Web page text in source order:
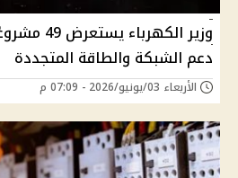
دعم الشبكة والطاقة المتجددة
الأربعاء 03/يونيو/2026 - 07:09 م